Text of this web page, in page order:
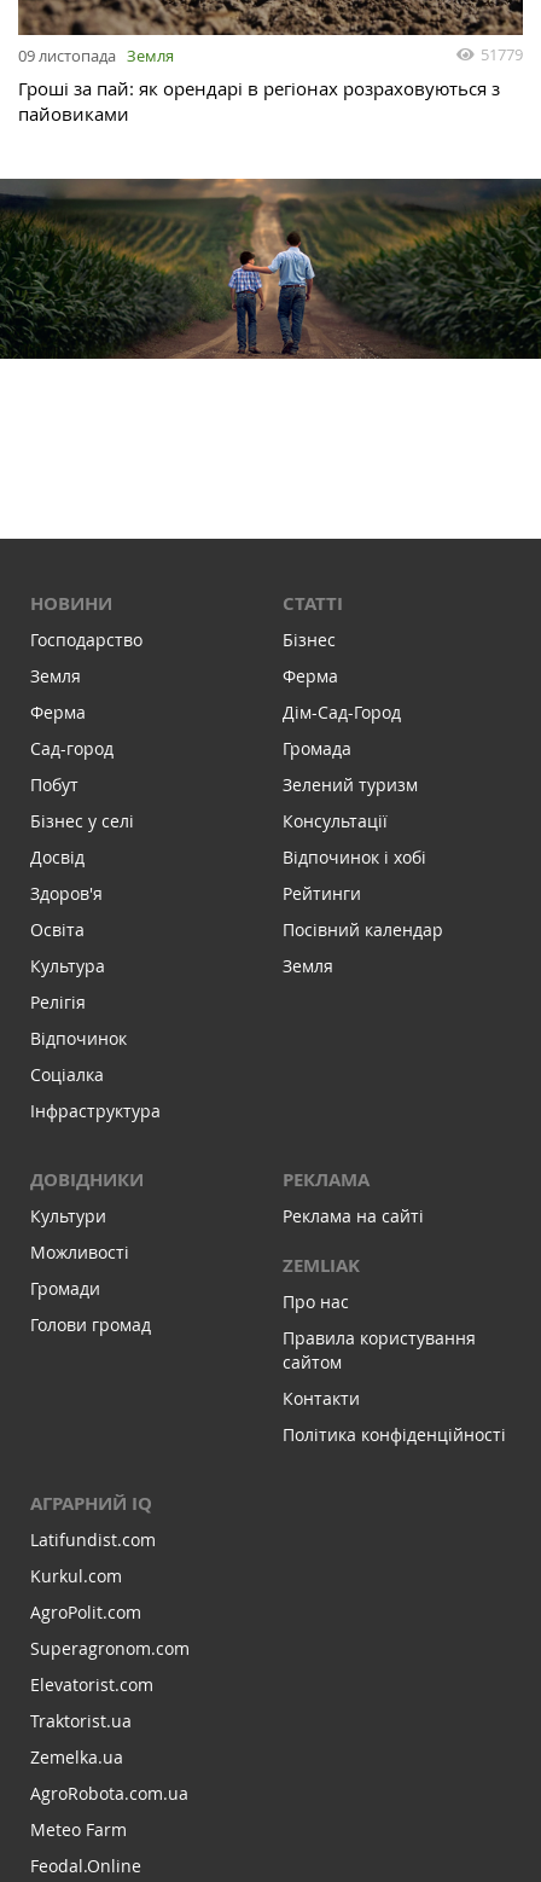
09 листопада Земля 51779
Гроші за пай: як орендарі в регіонах розраховуються з
пайовиками
НОВИНИ
Господарство
Земля
Ферма
Сад-город
Побут
Бізнес у селі
Досвід
Здоров'я
Освіта
Культура
Релігія
Відпочинок
Соціалка
Інфраструктура
СТАТТІ
Бізнес
Ферма
Дім-Сад-Город
Громада
Зелений туризм
Консультації
Відпочинок і хобі
Рейтинги
Посівний календар
Земля
ДОВІДНИКИ
Культури
Можливості
Громади
Голови громад
РЕКЛАМА
Реклама на сайті
ZEMLIAK
Про нас
Правила користування
сайтом
Контакти
Політика конфіденційності
АГРАРНИЙ IQ
Latifundist.com
Kurkul.com
AgroPolit.com
Superagronom.com
Elevatorist.com
Traktorist.ua
Zemelka.ua
AgroRobota.com.ua
Meteo Farm
Feodal.Online